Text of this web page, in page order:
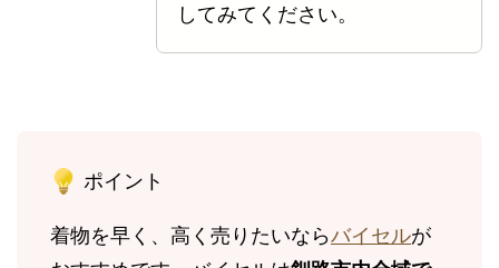
してみてください。
ポイント
着物を早く、高く売りたいならバイセルが